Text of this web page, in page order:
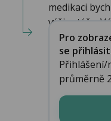
medikaci
výživy týče,
Pro
se
Přihlášení/
průměrně